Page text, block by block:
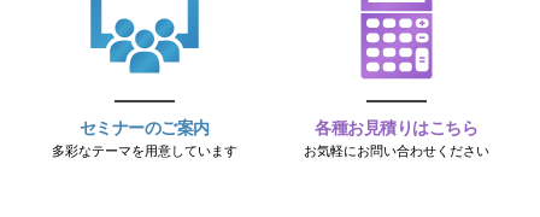
セミナーのご案内
多彩なテーマを用意しています
各種お見積りはこちら
お気軽にお問い合わせください